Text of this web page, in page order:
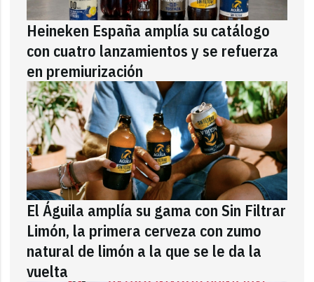
Heineken España amplía su catálogo
con cuatro lanzamientos y se refuerza
en premiurización
El Águila amplía su gama con Sin Filtrar
Limón, la primera cerveza con zumo
natural de limón a la que se le da la
vuelta